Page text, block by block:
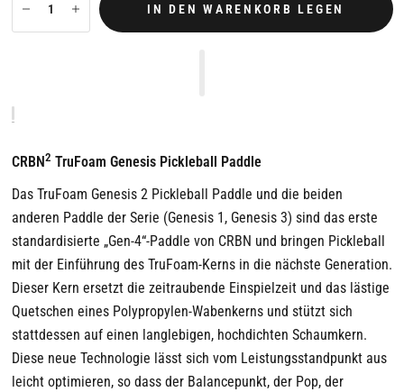
IN DEN WARENKORB LEGEN
CRBN2 TruFoam Genesis Pickleball Paddle
Das TruFoam Genesis 2 Pickleball Paddle und die beiden
anderen Paddle der Serie (Genesis 1, Genesis 3) sind das erste
standardisierte „Gen-4“-Paddle von CRBN und bringen Pickleball
mit der Einführung des TruFoam-Kerns in die nächste Generation.
Dieser Kern ersetzt die zeitraubende Einspielzeit und das lästige
Quetschen eines Polypropylen-Wabenkerns und stützt sich
stattdessen auf einen langlebigen, hochdichten Schaumkern.
Diese neue Technologie lässt sich vom Leistungsstandpunkt aus
leicht optimieren, so dass der Balancepunkt, der Pop, der